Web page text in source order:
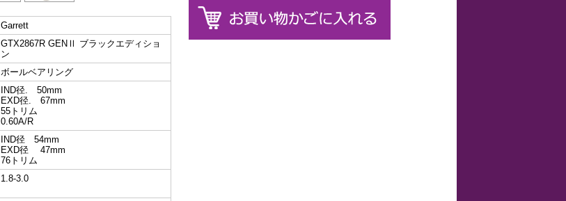
Garrett
GTX2867R GENⅡ ブラックエディショ
ン
ボールベアリング
IND径. 50mm
EXD径. 67mm
55トリム
0.60A/R
IND径 54mm
EXD径 47mm
76トリム
1.8-3.0